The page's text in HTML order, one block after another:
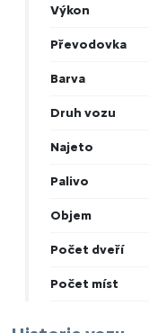
Výkon
Převodovka
Barva
Druh vozu
Najeto
Palivo
Objem
Počet dveří
Počet míst